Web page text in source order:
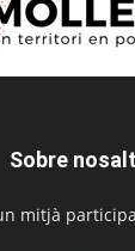
Sobre
mitjà